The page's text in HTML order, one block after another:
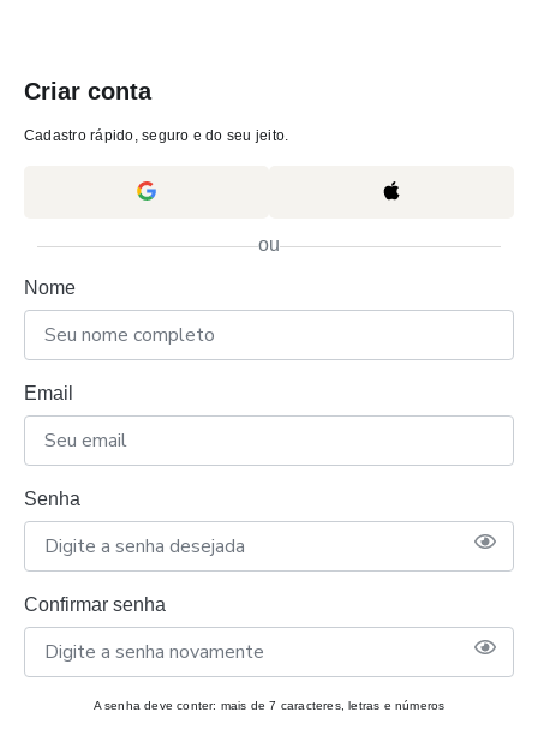
Criar conta
Cadastro rápido, seguro e do seu jeito.
ou
Nome
Email
Senha
Confirmar senha
A senha deve conter: mais de 7 caracteres, letras e números